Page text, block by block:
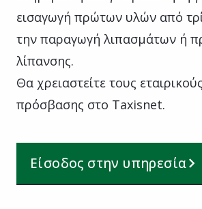
εισαγωγή πρώτων υλών από
την παραγωγή λιπασμάτων ή
λίπανσης.
Θα χρειαστείτε τους
πρόσβασης στο Taxisnet.
Είσοδος στην υπηρεσία